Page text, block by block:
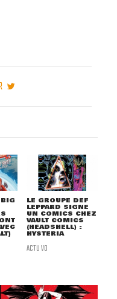
LE GROUPE DEF
LEPPARD SIGNE
UN COMICS CHEZ
VAULT COMICS
(HEADSHELL) :
HYSTERIA
ACTU VO